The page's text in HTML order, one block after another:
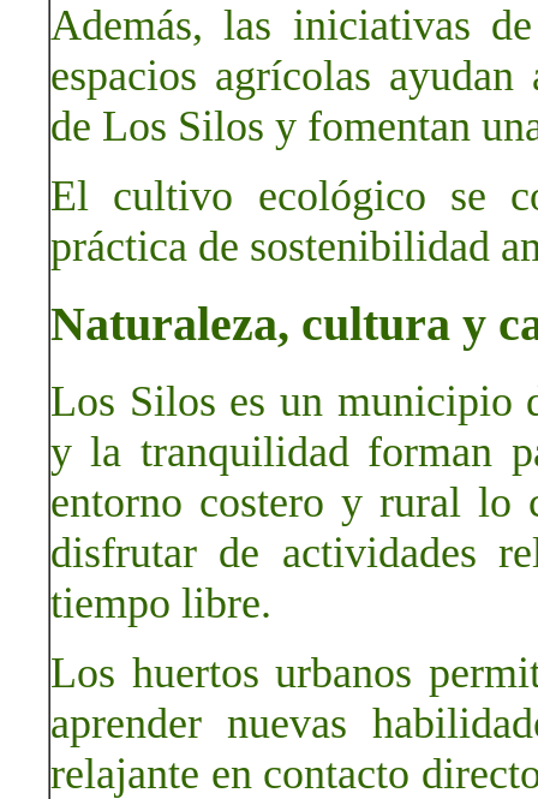
Además, las iniciativas
espacios agrícolas
de Los Silos y fomentan
El cultivo ecológico se
práctica de sostenibilidad
Naturaleza, cultura y
Los Silos es un municipio
y la tranquilidad forman
entorno costero y rural lo
disfrutar de actividades
tiempo libre.
Los huertos urbanos
aprender nuevas
relajante en contacto